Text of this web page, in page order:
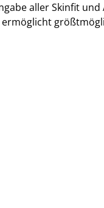
aller Skinfit